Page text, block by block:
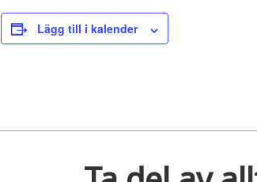
Lägg till i kalender